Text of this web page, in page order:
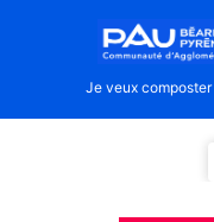
Je veux composter